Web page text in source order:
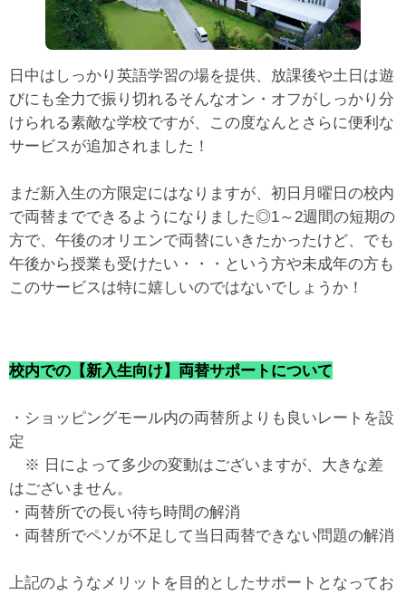
日中はしっかり英語学習の場を提供、放課後や土日は遊
びにも全力で振り切れるそんなオン・オフがしっかり分
けられる素敵な学校ですが、この度なんとさらに便利な
サービスが追加されました！
まだ新入生の方限定にはなりますが、初日月曜日の校内
で両替までできるようになりました◎1～2週間の短期の
方で、午後のオリエンで両替にいきたかったけど、でも
午後から授業も受けたい・・・という方や未成年の方も
このサービスは特に嬉しいのではないでしょうか！
校内での【新入生向け】両替サポートについて
・ショッピングモール内の両替所よりも良いレートを設
定
※ 日によって多少の変動はございますが、大きな差
はございません。
・両替所での長い待ち時間の解消
・両替所でペソが不足して当日両替できない問題の解消
上記のようなメリットを目的としたサポートとなってお